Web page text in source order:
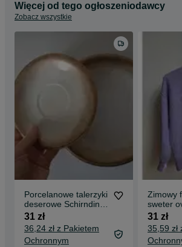
Więcej od tego ogłoszeniodawcy
Zobacz wszystkie
Porcelanowe talerzyki
deserowe Schirnding
Bavaria, antyk
31 zł
36,24 zł z Pakietem
Ochronnym
Zimowy
sweter
Sinsay S
31 zł
35,59 zł